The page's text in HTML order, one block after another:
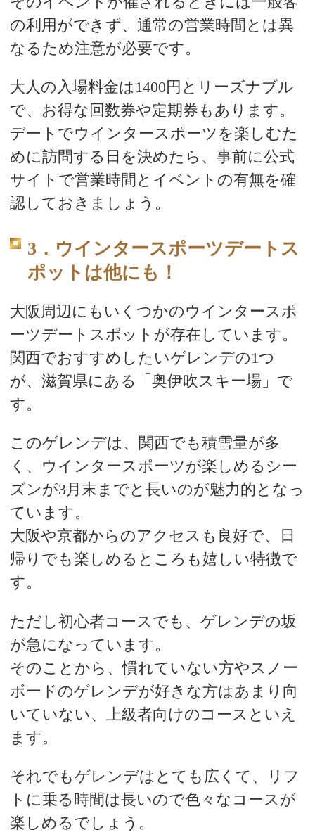
の利用ができず、通常の営業時間とは異
なるため注意が必要です。
大人の入場料金は1400円とリーズナブル
で、お得な回数券や定期券もあります。
デートでウインタースポーツを楽しむた
めに訪問する日を決めたら、事前に公式
サイトで営業時間とイベントの有無を確
認しておきましょう。
3．ウインタースポーツデートス
ポットは他にも！
大阪周辺にもいくつかのウインタースポ
ーツデートスポットが存在しています。
関西でおすすめしたいゲレンデの1つ
が、滋賀県にある「奥伊吹スキー場」で
す。
このゲレンデは、関西でも積雪量が多
く、ウインタースポーツが楽しめるシー
ズンが3月末までと長いのが魅力的となっ
ています。
大阪や京都からのアクセスも良好で、日
帰りでも楽しめるところも嬉しい特徴で
す。
ただし初心者コースでも、ゲレンデの坂
が急になっています。
そのことから、慣れていない方やスノー
ボードのゲレンデが好きな方はあまり向
いていない、上級者向けのコースといえ
ます。
それでもゲレンデはとても広くて、リフ
トに乗る時間は長いので色々なコースが
楽しめるでしょう。